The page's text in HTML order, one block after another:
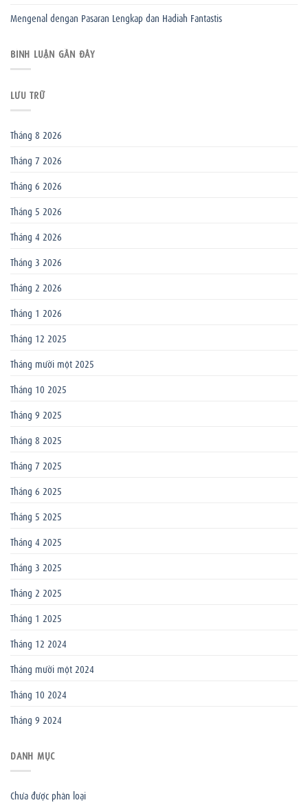
Mengenal dengan Pasaran Lengkap dan Hadiah Fantastis
BÌNH LUẬN GẦN ĐÂY
LƯU TRỮ
Tháng 8 2026
Tháng 7 2026
Tháng 6 2026
Tháng 5 2026
Tháng 4 2026
Tháng 3 2026
Tháng 2 2026
Tháng 1 2026
Tháng 12 2025
Tháng mười một 2025
Tháng 10 2025
Tháng 9 2025
Tháng 8 2025
Tháng 7 2025
Tháng 6 2025
Tháng 5 2025
Tháng 4 2025
Tháng 3 2025
Tháng 2 2025
Tháng 1 2025
Tháng 12 2024
Tháng mười một 2024
Tháng 10 2024
Tháng 9 2024
DANH MỤC
Chưa được phân loại